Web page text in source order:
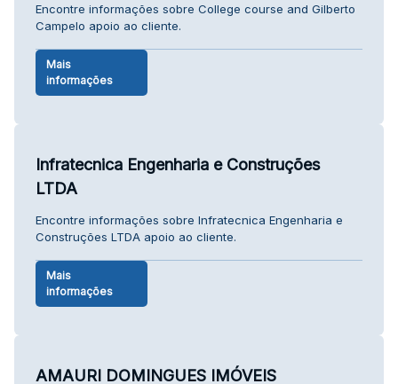
Encontre informações sobre College course and Gilberto
Campelo apoio ao cliente.
Mais
informações
Infratecnica Engenharia e Construções
LTDA
Encontre informações sobre Infratecnica Engenharia e
Construções LTDA apoio ao cliente.
Mais
informações
AMAURI DOMINGUES IMÓVEIS